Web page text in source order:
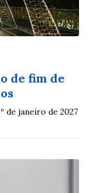
de fim de
de janeiro de 2027